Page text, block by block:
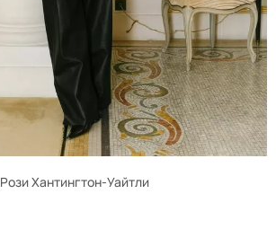
Рози Хантингтон-Уайтли